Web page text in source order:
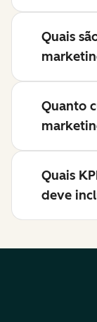
Quais
Quanto
Quais
deve